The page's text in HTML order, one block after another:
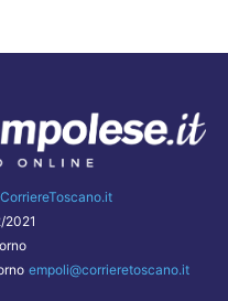
CorriereToscano.it
2021
empoli@corrieretoscano.it